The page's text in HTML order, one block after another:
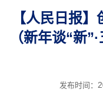
【人民日报
（新年谈“新
发布时间：